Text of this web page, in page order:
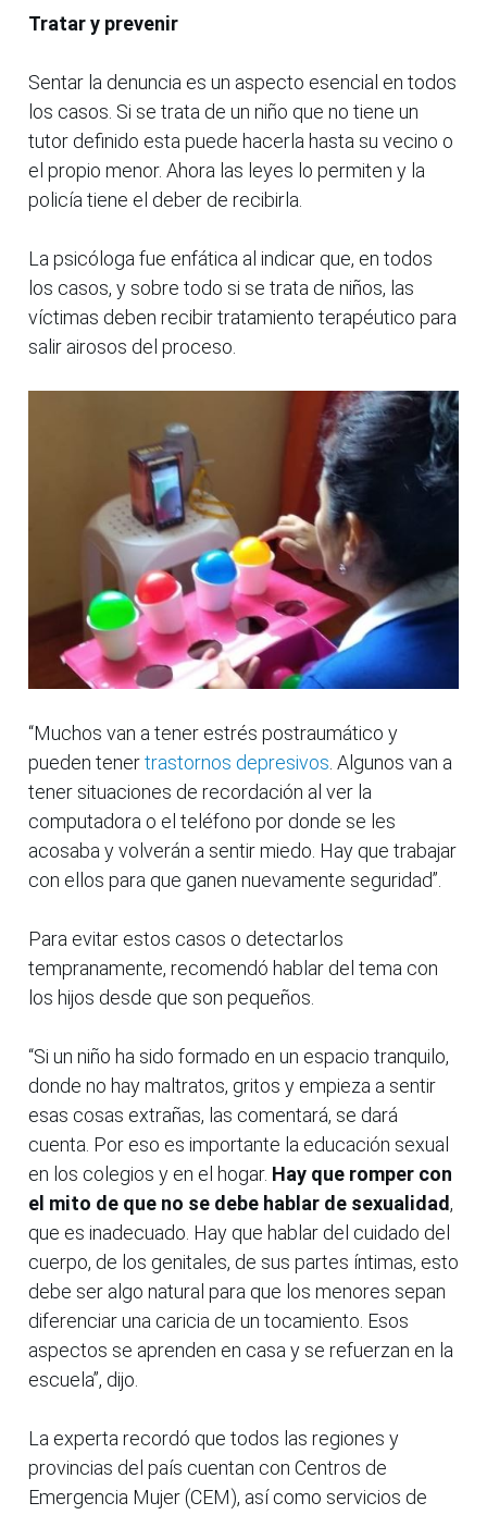
Tratar y prevenir
Sentar la denuncia es un aspecto esencial en todos
los casos. Si se trata de un niño que no tiene un
tutor definido esta puede hacerla hasta su vecino o
el propio menor. Ahora las leyes lo permiten y la
policía tiene el deber de recibirla.
La psicóloga fue enfática al indicar que, en todos
los casos, y sobre todo si se trata de niños, las
víctimas deben recibir tratamiento terapéutico para
salir airosos del proceso.
“Muchos van a tener estrés postraumático y
pueden tenertrastornos depresivos . Algunos van a
tener situaciones de recordación al ver la
computadora o el teléfono por donde se les
acosaba y volverán a sentir miedo. Hay que trabajar
con ellos para que ganen nuevamente seguridad”.
Para evitar estos casos o detectarlos
tempranamente, recomendó hablar del tema con
los hijos desde que son pequeños.
“Si un niño ha sido formado en un espacio tranquilo,
donde no hay maltratos, gritos y empieza a sentir
esas cosas extrañas, las comentará, se dará
cuenta. Por eso es importante la educación sexual
en los colegios y en el hogar. Hay que romper con
el mito de que no se debe hablar de sexualidad,
que es inadecuado. Hay que hablar del cuidado del
cuerpo, de los genitales, de sus partes íntimas, esto
debe ser algo natural para que los menores sepan
diferenciar una caricia de un tocamiento. Esos
aspectos se aprenden en casa y se refuerzan en la
escuela”, dijo.
La experta recordó que todos las regiones y
provincias del país cuentan con Centros de
Emergencia Mujer (CEM), así como servicios de